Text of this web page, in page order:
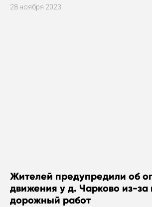
28 ноября 2023
Жителей предупредили об
движения у д. Чарково из-за
дорожный работ